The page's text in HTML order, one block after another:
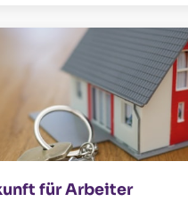
für Arbeiter